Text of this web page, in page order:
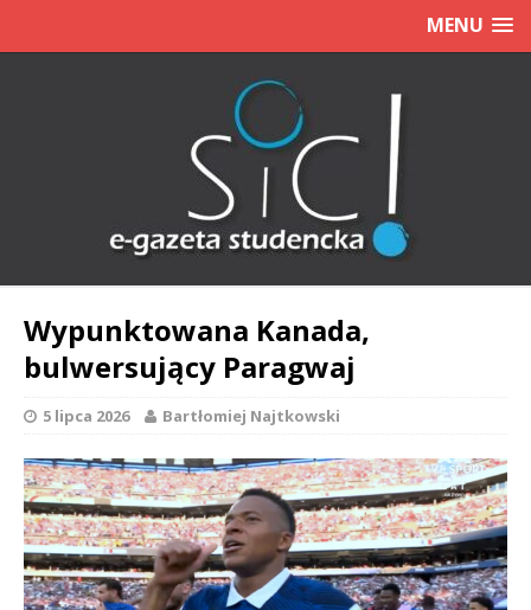
MENU
Wypunktowana Kanada,
bulwersujący Paragwaj
5 lipca 2026 Bartłomiej Najtkowski